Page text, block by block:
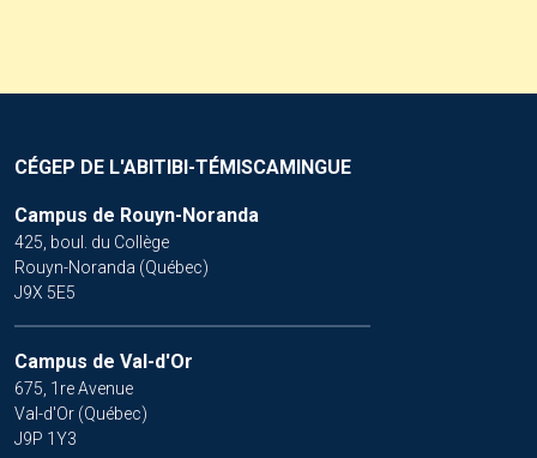
CÉGEP DE L'ABITIBI-TÉMISCAMINGUE
Campus de Rouyn-Noranda
425, boul. du Collège
Rouyn-Noranda (Québec)
J9X 5E5
Campus de Val-d'Or
675, 1re Avenue
Val-d'Or (Québec)
J9P 1Y3